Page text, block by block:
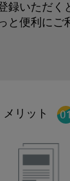
録いただく
と便利にご
メリット